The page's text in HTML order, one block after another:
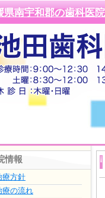
県南宇和郡の歯科医
情報
療方針
療の流れ